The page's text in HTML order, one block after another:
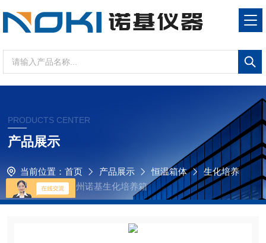
PRODUCTS CENTER
产品展示
当前位置： 首页 产品展示 恒温箱体
生化培养
SHP-400常州诺基生化培养箱